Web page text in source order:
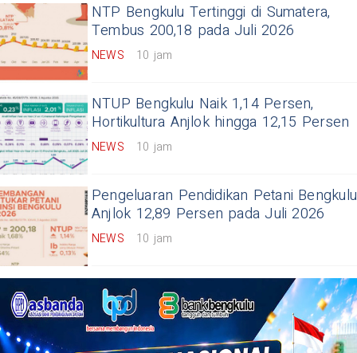
NTP Bengkulu Tertinggi di Sumatera,
Tembus 200,18 pada Juli 2026
NEWS 10 jam
NTUP Bengkulu Naik 1,14 Persen,
Hortikultura Anjlok hingga 12,15 Persen
NEWS 10 jam
Pengeluaran Pendidikan Petani Bengkulu
Anjlok 12,89 Persen pada Juli 2026
NEWS 10 jam